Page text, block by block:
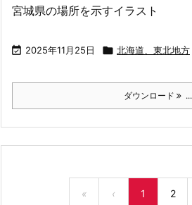
宮城県の場所を示すイラスト
 2025年11月25日  北海道、東北地方
ダウンロード ...
« ‹ 1 2